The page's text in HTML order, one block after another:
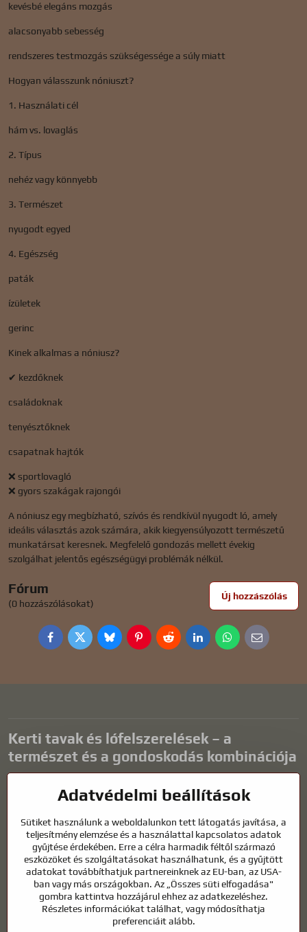
kevésbé elegáns mozgás
alacsonyabb sebesség
rendszeres testmozgás szükségessége a súly miatt
Hogyan válasszunk nóniuszt?
1. Használati cél
hám vs. lovaglás
2. Típus
nehéz vagy könnyebb
3. Természet
nyugodt egyed
4. Egészség
paták
ízületek
gerinc
Kinek alkalmas a nóniusz?
✔ kezdőknek
családoknak
tenyésztőknek
csapatnak hajtók
❌ sportlovagló
❌ gyors szakágak rajongói
A nóniusz egy megbízható, szívós és rendkívül nyugodt ló, amely
ideális választás azok számára, akik kiegyensúlyozott természetű
munkatársat keresnek. Megfelelő gondozás mellett évekig
szolgálhat jelentős egészségügyi problémák nélkül.
Fórum
(0 hozzászólásokat)
Új hozzászólás
FacebookTwitterBlueskyPinterestRedditLinkedInWhatsApp
E-
mail
Kerti tavak és lófelszerelések – a
természet és a gondoskodás kombinációja
harmonikus környezetet teremtenek a kikapcsolódáshoz és a vízi
karbantartás kulcsfontosságú a tiszta vízhez és az egészséges
tóhoz egész évben. Ugyanilyen fontos az életünk részét képező
állatok gondozása is.
A lovaknak kiváló minőségű lovaglófelszerelésre, megfelelő
táplálkozásra és felelősségteljes gondoskodásra van szükségük
ahhoz, hogy egészségesek, erősek és elégedettek legyenek. Legyen
szó lovasok, tenyésztők vagy természetkedvelők felszereléséről, a cél
Adatvédelmi beállítások
Sütiket használunk a weboldalunkon tett látogatás javítása, a
teljesítmény elemzése és a használattal kapcsolatos adatok
gyűjtése érdekében. Erre a célra harmadik féltől származó
eszközöket és szolgáltatásokat használhatunk, és a gyűjtött
adatokat továbbíthatjuk partnereinknek az EU-ban, az USA-
ban vagy más országokban. Az „Összes süti elfogadása"
gombra kattintva hozzájárul ehhez az adatkezeléshez.
Részletes információkat találhat, vagy módosíthatja
preferenciáit alább.